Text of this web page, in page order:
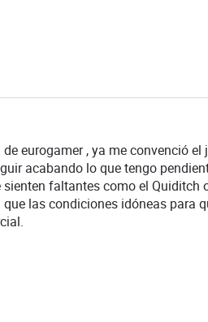
eurogamer , ya me convenció
acabando lo que tengo
sienten faltantes como el
las condiciones idóneas para